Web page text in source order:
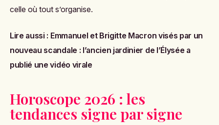
celle où tout s’organise.
Lire aussi : Emmanuel et Brigitte Macron visés par un
nouveau scandale : l’ancien jardinier de l’Élysée a
publié une vidéo virale
Horoscope 2026 : les
tendances signe par signe